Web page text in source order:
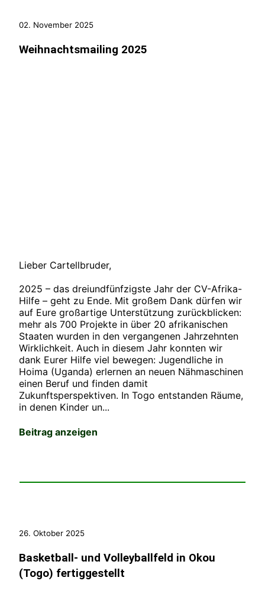
02. November 2025
Weihnachtsmailing 2025
Lieber Cartellbruder,
2025 – das dreiundfünfzigste Jahr der CV-Afrika-
Hilfe – geht zu Ende. Mit großem Dank dürfen wir
auf Eure großartige Unterstützung zurückblicken:
mehr als 700 Projekte in über 20 afrikanischen
Staaten wurden in den vergangenen Jahrzehnten
Wirklichkeit. Auch in diesem Jahr konnten wir
dank Eurer Hilfe viel bewegen: Jugendliche in
Hoima (Uganda) erlernen an neuen Nähmaschinen
einen Beruf und finden damit
Zukunftsperspektiven. In Togo entstanden Räume,
in denen Kinder un...
Beitrag anzeigen
26. Oktober 2025
Basketball- und Volleyballfeld in Okou
(Togo) fertiggestellt